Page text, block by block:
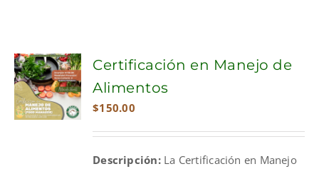
ADD TO
CART
Certificación en Manejo de
Alimentos
$150.00
Descripción: La Certificación en Manejo